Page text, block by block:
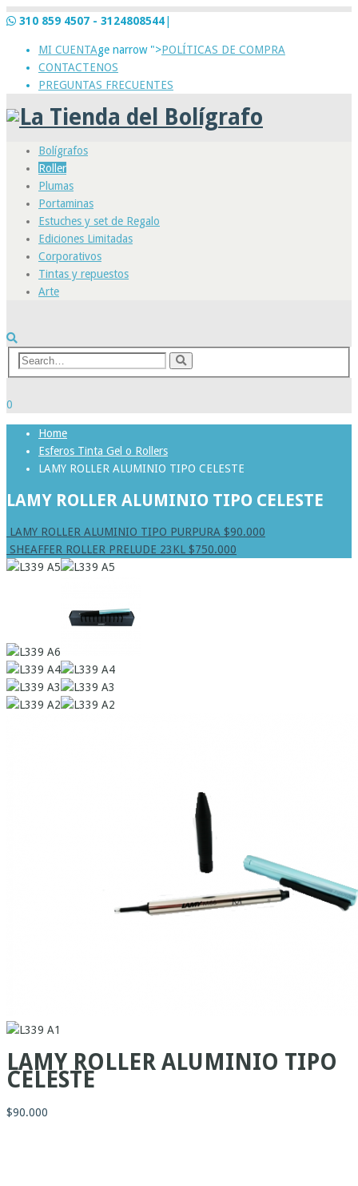
310 859 4507 - 3124808544
MI CUENTAge narrow ">POLÍTICAS DE COMPRA
CONTACTENOS
PREGUNTAS FRECUENTES
Bolígrafos
Roller
Plumas
Portaminas
Estuches y set de Regalo
Ediciones Limitadas
Corporativos
Tintas y repuestos
Arte
0
Home
Esferos Tinta Gel o Rollers
LAMY ROLLER ALUMINIO TIPO CELESTE
LAMY ROLLER ALUMINIO TIPO CELESTE
LAMY ROLLER ALUMINIO TIPO PURPURA $90.000
SHEAFFER ROLLER PRELUDE 23KL $750.000
LAMY ROLLER ALUMINIO TIPO
CELESTE
$90.000